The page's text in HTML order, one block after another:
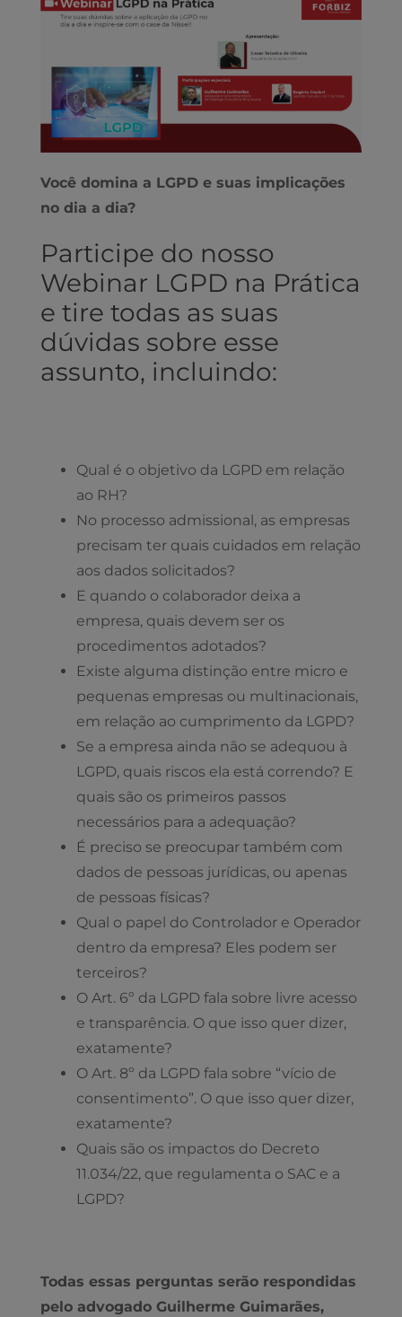
Você domina a LGPD e suas implicações
no dia a dia?
Participe do nosso
Webinar LGPD na Prática
e tire todas as suas
dúvidas sobre esse
assunto, incluindo:
Qual é o objetivo da LGPD em relação
ao RH?
No processo admissional, as empresas
precisam ter quais cuidados em relação
aos dados solicitados?
E quando o colaborador deixa a
empresa, quais devem ser os
procedimentos adotados?
Existe alguma distinção entre micro e
pequenas empresas ou multinacionais,
em relação ao cumprimento da LGPD?
Se a empresa ainda não se adequou à
LGPD, quais riscos ela está correndo? E
quais são os primeiros passos
necessários para a adequação?
É preciso se preocupar também com
dados de pessoas jurídicas, ou apenas
de pessoas físicas?
Qual o papel do Controlador e Operador
dentro da empresa? Eles podem ser
terceiros?
O Art. 6º da LGPD fala sobre livre acesso
e transparência. O que isso quer dizer,
exatamente?
O Art. 8º da LGPD fala sobre “vício de
consentimento”. O que isso quer dizer,
exatamente?
Quais são os impactos do Decreto
11.034/22, que regulamenta o SAC e a
LGPD?
Todas essas perguntas serão respondidas
pelo advogado Guilherme Guimarães,